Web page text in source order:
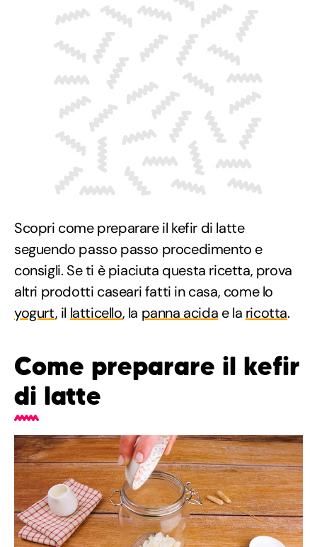
Scopri come preparare il kefir di latte
seguendo passo passo procedimento e
consigli. Se ti è piaciuta questa ricetta, prova
altri prodotti caseari fatti in casa, come lo
yogurt, il latticello, la panna acida e la ricotta.
Come preparare il kefir
di latte